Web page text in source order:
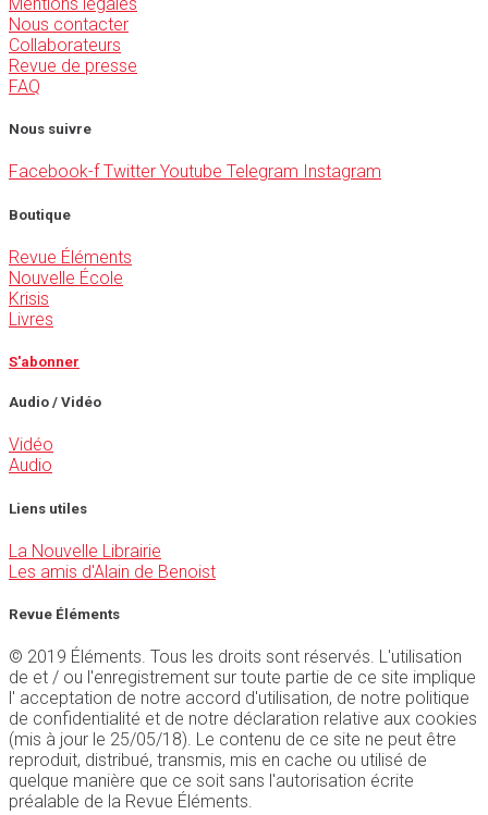
Nous contacter
Collaborateurs
Revue de presse
FAQ
Nous suivre
Facebook-f Twitter Youtube Telegram Instagram
Boutique
Revue Éléments
Nouvelle École
Krisis
Livres
S'abonner
Audio / Vidéo
Vidéo
Audio
Liens utiles
La Nouvelle Librairie
Les amis d'Alain de Benoist
Revue Éléments
© 2019 Éléments. Tous les droits sont réservés. L'utilisation
de et / ou l'enregistrement sur toute partie de ce site implique
l' acceptation de notre accord d'utilisation, de notre politique
de confidentialité et de notre déclaration relative aux cookies
(mis à jour le 25/05/18). Le contenu de ce site ne peut être
reproduit, distribué, transmis, mis en cache ou utilisé de
quelque manière que ce soit sans l'autorisation écrite
préalable de la Revue Éléments.